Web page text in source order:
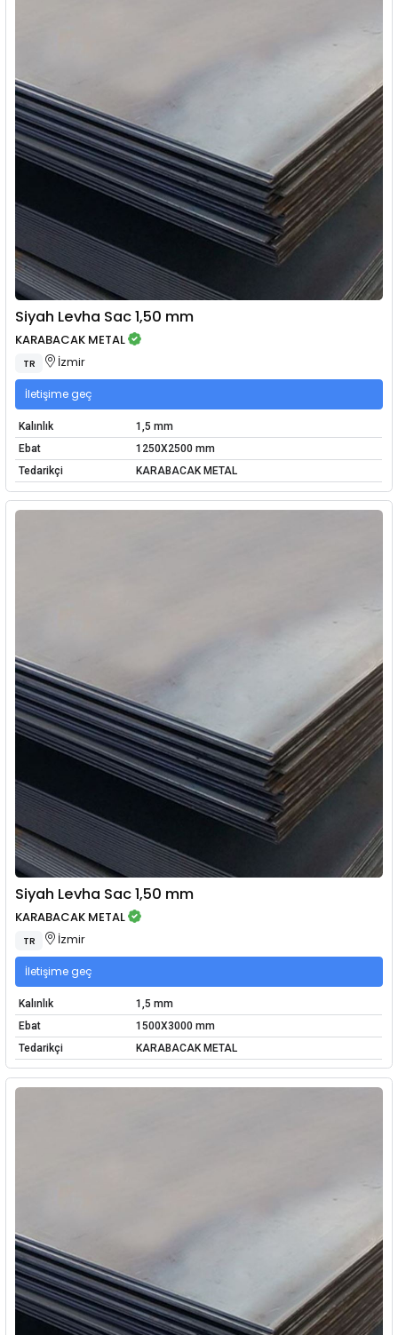
Siyah Levha Sac 1,50 mm
KARABACAK METAL
TR İzmir
İletişime geç
Kalınlık
1,5 mm
Ebat
1250X2500 mm
Tedarikçi
KARABACAK METAL
Siyah Levha Sac 1,50 mm
KARABACAK METAL
TR İzmir
İletişime geç
Kalınlık
1,5 mm
Ebat
1500X3000 mm
Tedarikçi
KARABACAK METAL